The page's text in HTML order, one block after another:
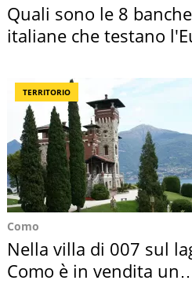
Quali sono le 8 banche
italiane che testano
TERRITORIO
Como
Nella villa di 007 sul
Como è in vendita un